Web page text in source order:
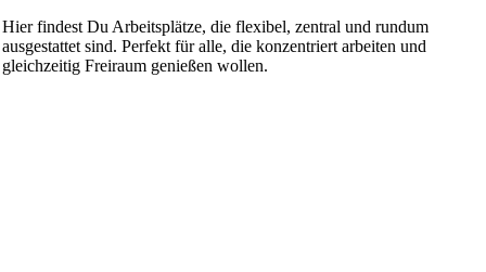
Hier findest Du Arbeitsplätze, die flexibel, zentral und rundum
ausgestattet sind. Perfekt für alle, die konzentriert arbeiten und
gleichzeitig Freiraum genießen wollen.